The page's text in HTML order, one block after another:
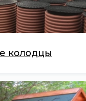
колодцы